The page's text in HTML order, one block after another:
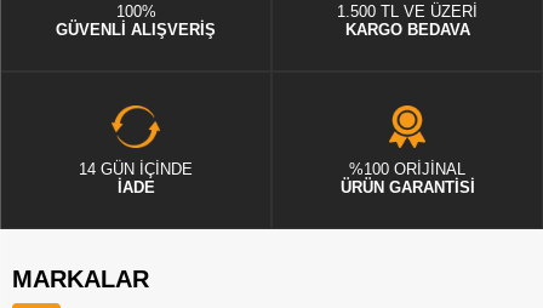
100%
GÜVENLİ ALIŞVERİŞ
1.500 TL VE ÜZERİ
KARGO BEDAVA
14 GÜN İÇİNDE
İADE
%100 ORİJİNAL
ÜRÜN GARANTİSİ
MARKALAR